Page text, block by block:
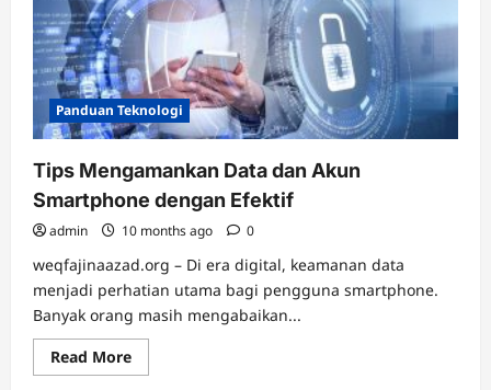
Panduan Teknologi
Tips Mengamankan Data dan Akun
Smartphone dengan Efektif
admin 10 months ago 0
weqfajinaazad.org – Di era digital, keamanan data
menjadi perhatian utama bagi pengguna smartphone.
Banyak orang masih mengabaikan...
Read MoreRead
more